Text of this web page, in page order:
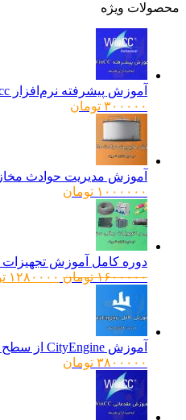
ویژه
آموزش پیشرفته نرم‌افزار Wincc به صورت تصویری
۳۰۰۰۰۰ تومان
آموزش مدیریت حوادث مخازن
۱۰۰۰۰۰۰ تومان
دوره کامل آموزش تجهیزات
۱۶۰۰۰۰۰ تومانقیمت
۱۲۸۰۰۰۰ تومان
آموزش CityEngine از سطح مقدماتی تا پیشرفته
۳۸۰۰۰۰۰ تومان